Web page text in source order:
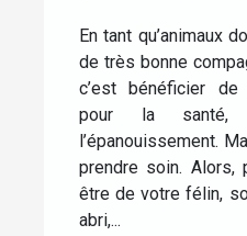
En tant qu’animaux
de très bonne
c’est bénéficier de
pour la
l’épanouissement.
prendre soin. Alors,
être de votre félin,
abri,...